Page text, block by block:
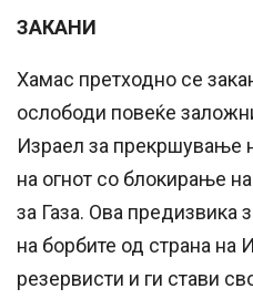
ЗАКАНИ
Хамас претходно се
ослободи повеќе
Израел за прекршување
на огнот со блокирање
за Газа. Ова предизвика
на борбите од страна на
резервисти и ги стави